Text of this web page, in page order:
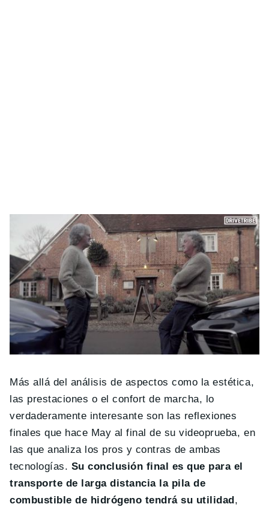
Más allá del análisis de aspectos como la estética,
las prestaciones o el confort de marcha, lo
verdaderamente interesante son las reflexiones
finales que hace May al final de su videoprueba, en
las que analiza los pros y contras de ambas
tecnologías. Su conclusión final es que para el
transporte de larga distancia la pila de
combustible de hidrógeno tendrá su utilidad ,